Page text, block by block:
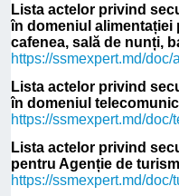
Lista actelor privind
în domeniul alimentației
cafenea, sală de nunți,
https://ssmexpert.md/doc/
Lista actelor privind
în domeniul
https://ssmexpert.md/
Lista actelor privind
pentru Agenție de
https://ssmexpert.md/doc/